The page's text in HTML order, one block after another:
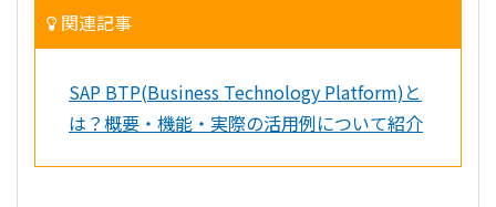
関連記事
SAP BTP(Business Technology Platform)と
は？概要・機能・実際の活用例について紹介